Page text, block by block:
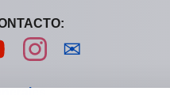
en Facebook
Visítanos en YouTube
Visítanos en
✉